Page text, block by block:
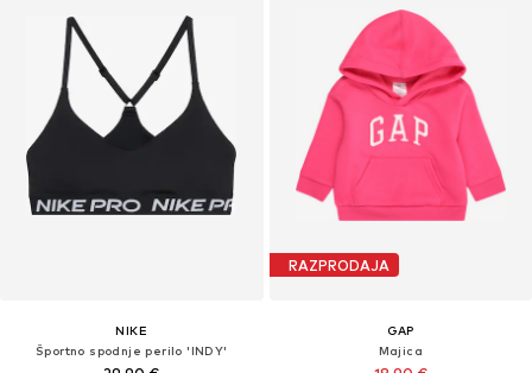
NIKE
Športno spodnje perilo 'INDY'
RAZPRODAJA
GAP
Majica